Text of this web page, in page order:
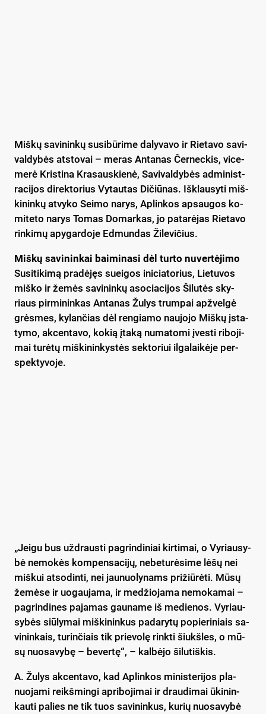
Miš­kų sa­vi­nin­kų su­si­bū­ri­me da­ly­va­vo ir Rie­ta­vo sa­vi­
val­dy­bės at­sto­vai – me­ras An­ta­nas Čer­nec­kis, vi­ce­
me­rė Kris­ti­na Kra­saus­kie­nė, Sa­vi­val­dy­bės ad­mi­nist­
ra­ci­jos di­rek­to­rius Vy­tau­tas Di­čiū­nas. Išk­lau­sy­ti miš­
ki­nin­kų at­vy­ko Sei­mo na­rys, Ap­lin­kos ap­sau­gos ko­
mi­te­to na­rys To­mas Do­mar­kas, jo pa­ta­rė­jas Rie­ta­vo
rin­ki­mų apy­gar­do­je Ed­mun­das Ži­le­vi­čius.
Miš­kų sa­vi­nin­kai bai­mi­na­si dėl tur­to nu­ver­tė­ji­mo
Su­si­ti­ki­mą pra­dė­jęs suei­gos ini­cia­to­rius, Lie­tu­vos
miš­ko ir že­mės sa­vi­nin­kų aso­cia­ci­jos Ši­lu­tės sky­
riaus pir­mi­nin­kas An­ta­nas Žu­lys trum­pai ap­žvel­gė
grės­mes, ky­lan­čias dėl ren­gia­mo nau­jo­jo Miš­kų įsta­
ty­mo, ak­cen­ta­vo, ko­kią įta­ką nu­ma­to­mi įves­ti ri­bo­ji­
mai tu­rė­tų miš­ki­nin­kys­tės sek­to­riui il­ga­lai­kė­je per­
spek­ty­vo­je.
„Jei­gu bus už­draus­ti pa­grin­di­niai kir­ti­mai, o Vy­riau­sy­
bė ne­mo­kės kom­pen­sa­ci­jų, ne­be­tu­rė­si­me lė­šų nei
miš­kui at­so­din­ti, nei jau­nuo­ly­nams pri­žiū­rė­ti. Mū­sų
že­mė­se ir uo­gau­ja­ma, ir me­džio­ja­ma ne­mo­ka­mai –
pa­grin­di­nes pa­ja­mas gau­na­me iš me­die­nos. Vy­riau­
sy­bės siū­ly­mai miš­ki­nin­kus pa­da­ry­tų po­pie­ri­niais sa­
vi­nin­kais, tu­rin­čiais tik prie­vo­lę rink­ti šiukš­les, o mū­
sų nuo­sa­vy­bę – be­ver­tę“, – kal­bė­jo ši­lu­tiš­kis.
A. Žu­lys ak­cen­ta­vo, kad Ap­lin­kos mi­nis­te­ri­jos pla­
nuo­ja­mi reikš­min­gi ap­ri­bo­ji­mai ir drau­di­mai ūki­nin­
kau­ti pa­lies ne tik tuos sa­vi­nin­kus, ku­rių nuo­sa­vy­bė